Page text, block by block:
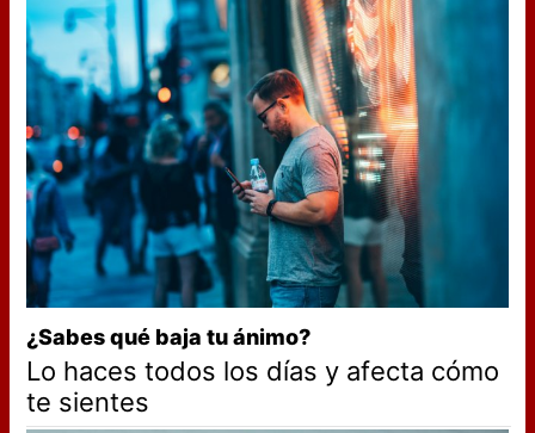
¿Sabes qué baja tu ánimo?
Lo haces todos los días y afecta cómo
te sientes